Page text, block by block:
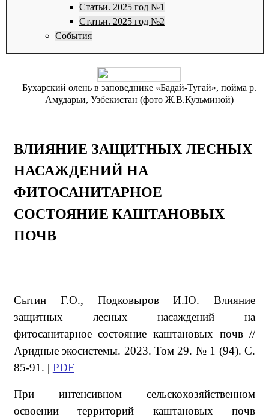
Статьи. 2025 год №1
Статьи. 2025 год №2
События
Бухарский олень в заповеднике «Бадай-Тугай», пойма р.
Амударьи, Узбекистан (фото Ж.В.Кузьминой)
ВЛИЯНИЕ ЗАЩИТНЫХ ЛЕСНЫХ
НАСАЖДЕНИЙ НА
ФИТОСАНИТАРНОЕ
СОСТОЯНИЕ КАШТАНОВЫХ
ПОЧВ
Сытин Г.О., Подковыров И.Ю. Влияние
защитных лесных насаждений на
фитосанитарное состояние каштановых почв //
Аридные экосистемы. 2023. Том 29. № 1 (94). С.
85-91. | PDF
При интенсивном сельскохозяйственном
освоении территорий каштановых почв